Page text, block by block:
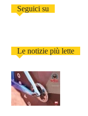
Seguici su
Le notizie più lette